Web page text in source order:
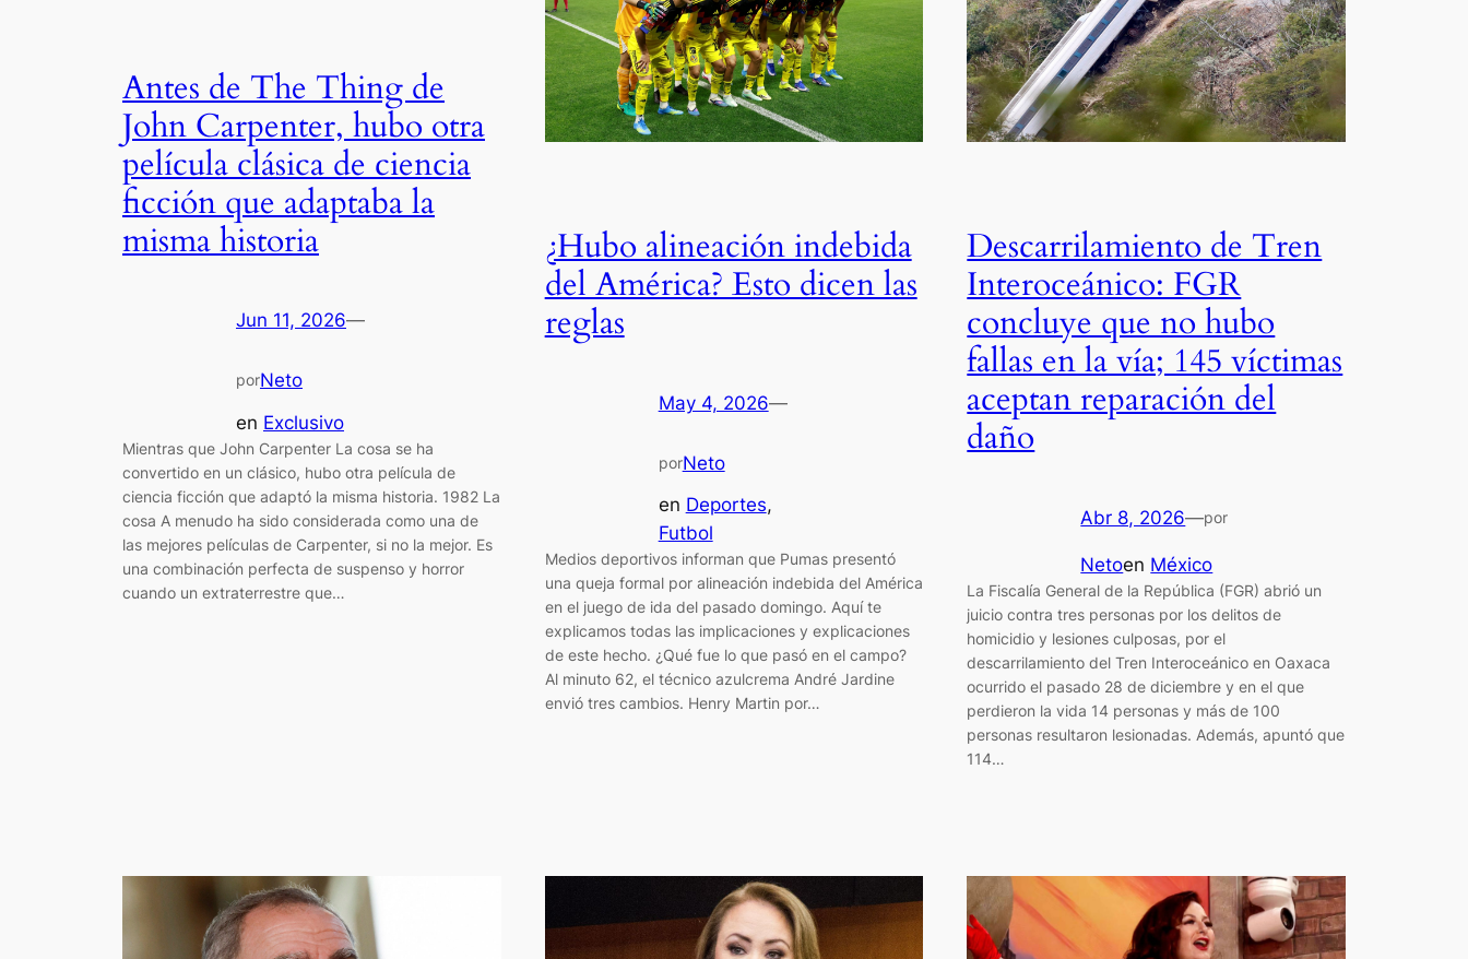
Antes de The Thing de
John Carpenter, hubo otra
película clásica de ciencia
ficción que adaptaba la
misma historia
Jun 11, 2026—
porNeto
en Exclusivo
Mientras que John Carpenter La cosa se ha
convertido en un clásico, hubo otra película de
ciencia ficción que adaptó la misma historia. 1982 La
cosa A menudo ha sido considerada como una de
las mejores películas de Carpenter, si no la mejor. Es
una combinación perfecta de suspenso y horror
cuando un extraterrestre que…
¿Hubo alineación indebida
del América? Esto dicen las
reglas
May 4, 2026—
porNeto
en Deportes
Futbol
Medios deportivos informan que Pumas presentó
una queja formal por alineación indebida del América
en el juego de ida del pasado domingo. Aquí te
explicamos todas las implicaciones y explicaciones
de este hecho. ¿Qué fue lo que pasó en el campo?
Al minuto 62, el técnico azulcrema André Jardine
envió tres cambios. Henry Martin por…
Descarrilamiento de Tren
Interoceánico: FGR
concluye que no hubo
fallas en la vía; 145 víctimas
aceptan reparación del
daño
Abr 8, 2026—por
Netoen México
La Fiscalía General de la República (FGR) abrió un
juicio contra tres personas por los delitos de
homicidio y lesiones culposas, por el
descarrilamiento del Tren Interoceánico en Oaxaca
ocurrido el pasado 28 de diciembre y en el que
perdieron la vida 14 personas y más de 100
personas resultaron lesionadas. Además, apuntó que
114…